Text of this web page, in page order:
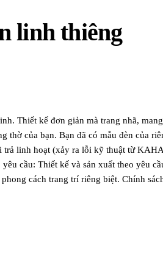
linh thiêng
Thiết kế đơn giản mà trang nhã,
thờ của bạn. Bạn đã có mẫu đèn của
linh hoạt (xảy ra lỗi kỹ thuật từ
cầu: Thiết kế và sản xuất theo yêu
cách trang trí riêng biệt. Chính